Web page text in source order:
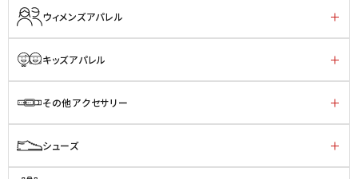
ウィメンズアパレル
キッズアパレル
その他アクセサリー
シューズ